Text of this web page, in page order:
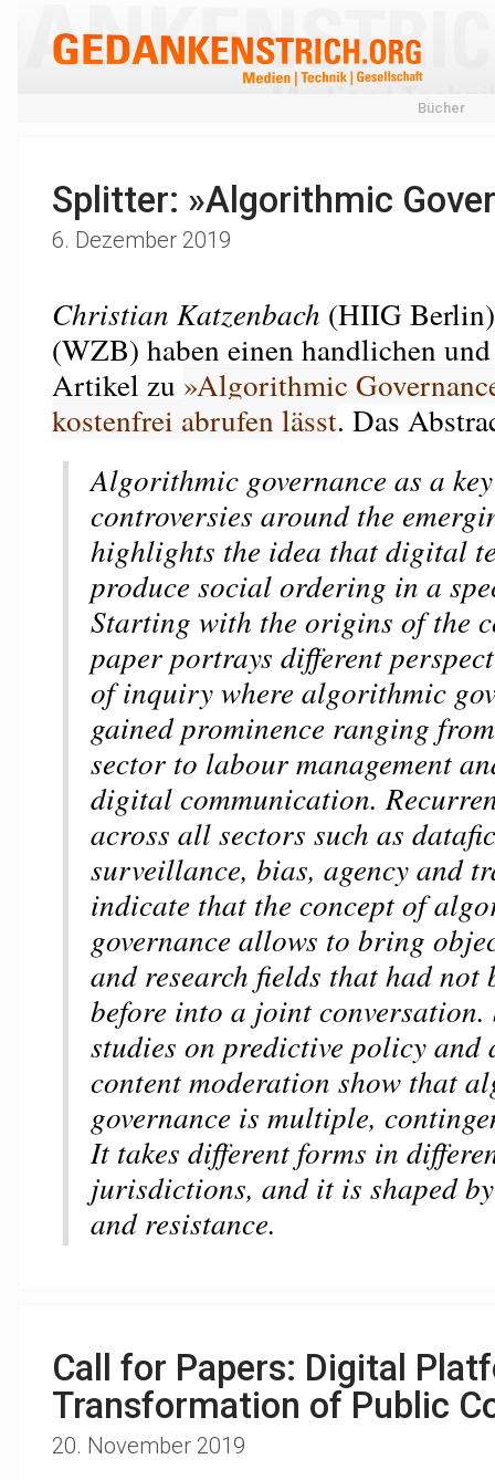
Bücher
Splitter: »Algorithmic
6. Dezember 2019
Christian Katzenbach (HIIG
(WZB) haben einen handlichen
Artikel zu »Algorithmic
kostenfrei abrufen lässt. Das
Algorithmic governance as a
controversies around the
highlights the idea that digital
produce social ordering in a
Starting with the origins of the
paper portrays different
of inquiry where algorithmic
gained prominence ranging
sector to labour management
digital communication.
across all sectors such as
surveillance, bias, agency and
indicate that the concept of
governance allows to bring
and research fields that had not
before into a joint conversation.
studies on predictive policy and
content moderation show that
governance is multiple,
It takes different forms in
jurisdictions, and it is shaped
and resistance.
Call for Papers: Digital
Transformation of Public
20. November 2019